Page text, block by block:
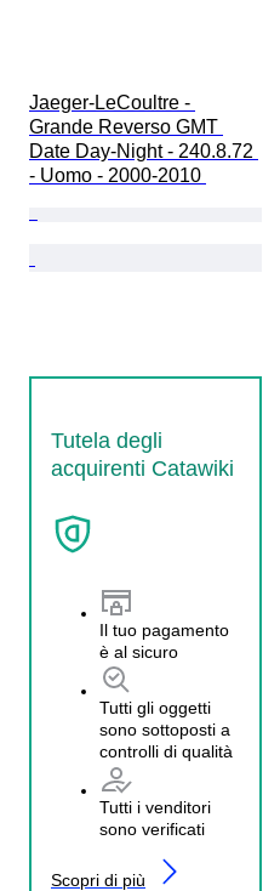
Jaeger-LeCoultre -
Grande Reverso GMT
Date Day-Night - 240.8.72
- Uomo - 2000-2010
Tutela degli
acquirenti Catawiki
Il tuo pagamento
è al sicuro
Tutti gli oggetti
sono sottoposti a
controlli di qualità
Tutti i venditori
sono verificati
Scopri di più